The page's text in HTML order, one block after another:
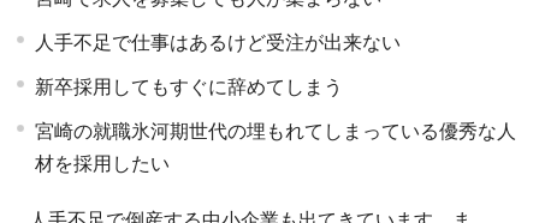
人手不足で仕事はあるけど受注が出来ない
新卒採用してもすぐに辞めてしまう
宮崎の就職氷河期世代の埋もれてしまっている優秀な人
材を採用したい